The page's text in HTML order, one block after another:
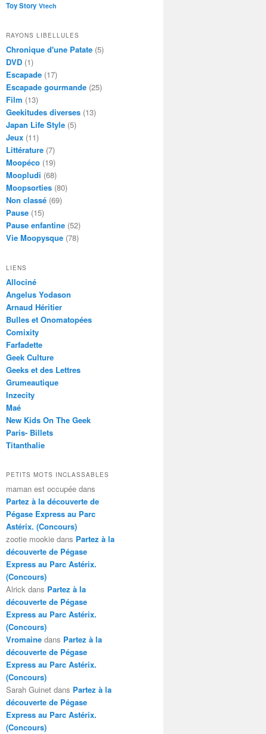
Toy Story Vtech
RAYONS LIBELLULES
Chronique d'une Patate (5)
DVD (1)
Escapade (17)
Escapade gourmande (25)
Film (13)
Geekitudes diverses (13)
Japan Life Style (5)
Jeux (11)
Littérature (7)
Moopéco (19)
Moopludi (68)
Moopsorties (80)
Non classé (69)
Pause (15)
Pause enfantine (52)
Vie Moopysque (78)
LIENS
Allociné
Angelus Yodason
Arnaud Héritier
Bulles et Onomatopées
Comixity
Farfadette
Geek Culture
Geeks et des Lettres
Grumeautique
Inzecity
Maé
New Kids On The Geek
Paris- Billets
Titanthalie
PETITS MOTS INCLASSABLES
maman est occupée dans
Partez à la découverte de
Pégase Express au Parc
Astérix. (Concours)
zootie mookie dans Partez à la
découverte de Pégase
Express au Parc Astérix.
(Concours)
Alrick dans Partez à la
découverte de Pégase
Express au Parc Astérix.
(Concours)
Vromaine dans Partez à la
découverte de Pégase
Express au Parc Astérix.
(Concours)
Sarah Guinet dans Partez à la
découverte de Pégase
Express au Parc Astérix.
(Concours)